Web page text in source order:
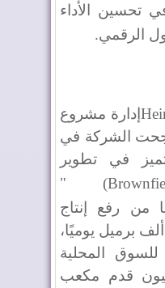
تحسين الأداء
الرقمي.
إدارة مشروع
نجحت الشركة في
في تطوير
"
من رفع إنتاج
النفط إلى أكثر من 50 ألف برميل يوميًا،
للسوق المحلية
من 135 مليون قدم مكعب